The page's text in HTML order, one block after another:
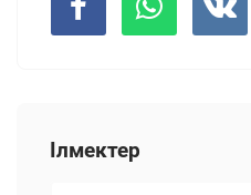
Ілмектер